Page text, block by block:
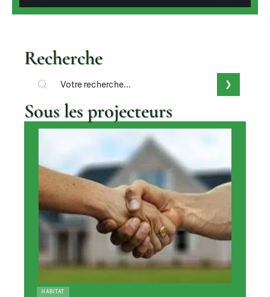
Recherche
Sous les projecteurs
HABITAT